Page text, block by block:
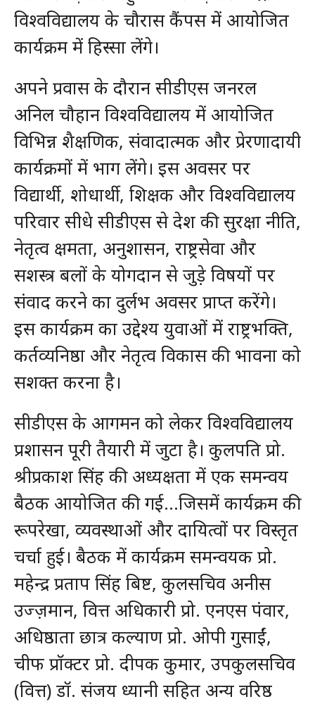
विश्वविद्यालय के चौरास कैंपस में आयोजित
कार्यक्रम में हिस्सा लेंगे।
अपने प्रवास के दौरान सीडीएस जनरल
अनिल चौहान विश्वविद्यालय में आयोजित
विभिन्न शैक्षणिक, संवादात्मक और प्रेरणादायी
कार्यक्रमों में भाग लेंगे। इस अवसर पर
विद्यार्थी, शोधार्थी, शिक्षक और विश्वविद्यालय
परिवार सीधे सीडीएस से देश की सुरक्षा नीति,
नेतृत्व क्षमता, अनुशासन, राष्ट्रसेवा और
सशस्त्र बलों के योगदान से जुड़े विषयों पर
संवाद करने का दुर्लभ अवसर प्राप्त करेंगे।
इस कार्यक्रम का उद्देश्य युवाओं में राष्ट्रभक्ति,
कर्तव्यनिष्ठा और नेतृत्व विकास की भावना को
सशक्त करना है।
सीडीएस के आगमन को लेकर विश्वविद्यालय
प्रशासन पूरी तैयारी में जुटा है। कुलपति प्रो.
श्रीप्रकाश सिंह की अध्यक्षता में एक समन्वय
बैठक आयोजित की गई…जिसमें कार्यक्रम की
रूपरेखा, व्यवस्थाओं और दायित्वों पर विस्तृत
चर्चा हुई। बैठक में कार्यक्रम समन्वयक प्रो.
महेन्द्र प्रताप सिंह बिष्ट, कुलसचिव अनीस
उज्ज़मान, वित्त अधिकारी प्रो. एनएस पंवार,
अधिष्ठाता छात्र कल्याण प्रो. ओपी गुसाईं,
चीफ प्रॉक्टर प्रो. दीपक कुमार, उपकुलसचिव
(वित्त) डॉ. संजय ध्यानी सहित अन्य वरिष्ठ